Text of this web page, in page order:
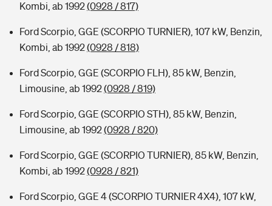
Kombi, ab 1992(0928 / 817)
Ford Scorpio, GGE (SCORPIO TURNIER), 107 kW, Benzin,
Kombi, ab 1992(0928 / 818)
Ford Scorpio, GGE (SCORPIO FLH), 85 kW, Benzin,
Limousine, ab 1992(0928 / 819)
Ford Scorpio, GGE (SCORPIO STH), 85 kW, Benzin,
Limousine, ab 1992(0928 / 820)
Ford Scorpio, GGE (SCORPIO TURNIER), 85 kW, Benzin,
Kombi, ab 1992(0928 / 821)
Ford Scorpio, GGE 4 (SCORPIO TURNIER 4X4), 107 kW,